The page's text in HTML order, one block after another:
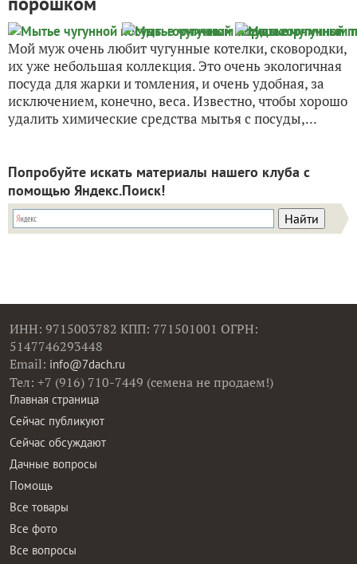
Мой муж очень любит чугунные котелки, сковородки,
их уже небольшая коллекция. Это очень экологичная
посуда для жарки и томления, и очень удобная, за
исключением, конечно, веса. Известно, чтобы хорошо
удалить химические средства мытья с посуды,...
Попробуйте искать материалы нашего клуба с
помощью Яндекс.Поиск!
ИНН: 9715003782 КПП: 771501001 ОГРН:
5147746293448
Email: info@7dach.ru
Тел: +7 (916) 710-7449 (семена не продаем!)
Главная страница
Сейчас публикуют
Сейчас обсуждают
Дачные вопросы
Помощь
Все товары
Все фото
Все вопросы